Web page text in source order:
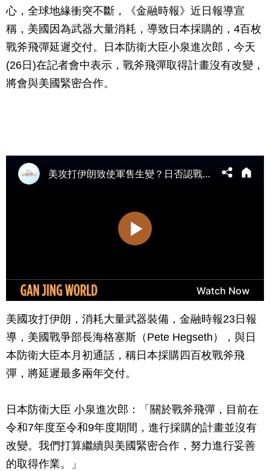
心，全球地緣衝突不斷，《金融時報》近日報導宣
稱，美國因為武器大量消耗，導致日本採購的，4百枚
戰斧飛彈延遲交付。日本防衛大臣小泉進次郎，今天
(26日)在記者會中表示，戰斧飛彈取得計畫沒有改變，
將會與美國緊密合作。
美國攻打伊朗，消耗大量武器裝備，金融時報23日報
導，美國戰爭部長海格塞斯（Pete Hegseth），與日
本防衛大臣本月初通話，稱日本採購四百枚戰斧飛
彈，將延遲最多兩年交付。
日本防衛大臣 小泉進次郎：「關於戰斧飛彈，目前在
令和7年度至令和9年度期間，進行採購的計畫並沒有
改變。我們打算繼續與美國緊密合作，努力進行妥善
的取得作業。」